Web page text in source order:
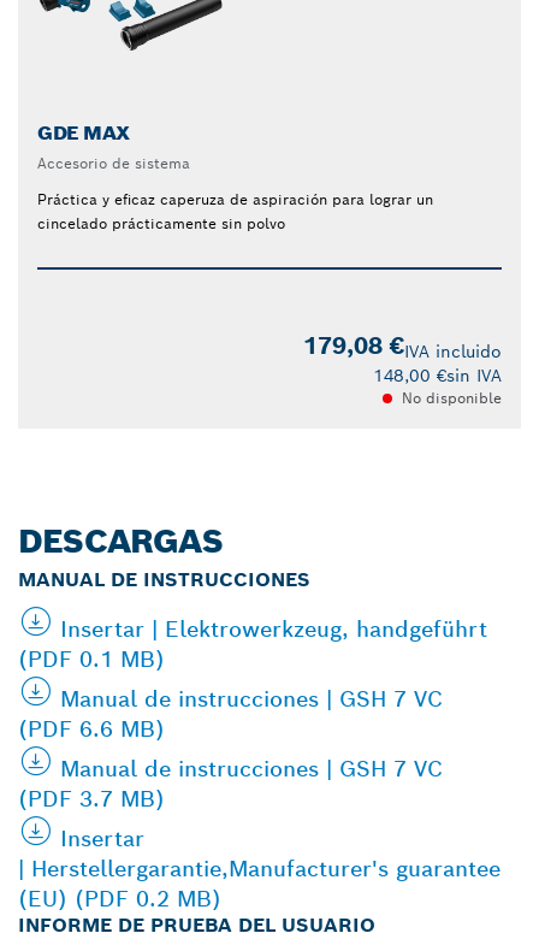
GDE MAX
Accesorio de sistema
Práctica y eficaz caperuza de aspiración para lograr un
cincelado prácticamente sin polvo
179,08 €IVA incluido
148,00 €sin IVA
No disponible
DESCARGAS
MANUAL DE INSTRUCCIONES
Insertar | Elektrowerkzeug, handgeführt
(PDF 0.1 MB)
Manual de instrucciones | GSH 7 VC
(PDF 6.6 MB)
Manual de instrucciones | GSH 7 VC
(PDF 3.7 MB)
Insertar
| Herstellergarantie,Manufacturer's guarantee
(EU) (PDF 0.2 MB)
INFORME DE PRUEBA DEL USUARIO